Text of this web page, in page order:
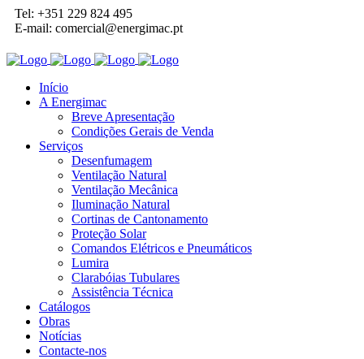
Tel: +351 229 824 495
E-mail: comercial@energimac.pt
Início
A Energimac
Breve Apresentação
Condições Gerais de Venda
Serviços
Desenfumagem
Ventilação Natural
Ventilação Mecânica
Iluminação Natural
Cortinas de Cantonamento
Proteção Solar
Comandos Elétricos e Pneumáticos
Lumira
Clarabóias Tubulares
Assistência Técnica
Catálogos
Obras
Notícias
Contacte-nos